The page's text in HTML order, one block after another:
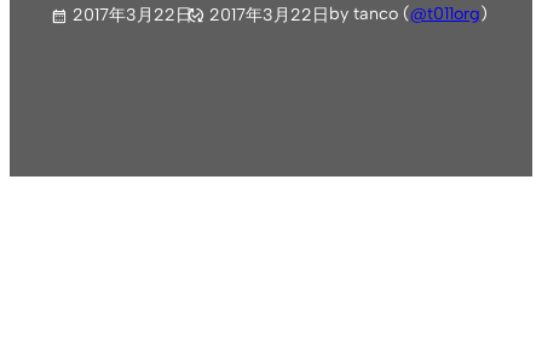
2017年3月22日 2017年3月22日by tanco (@t011org)